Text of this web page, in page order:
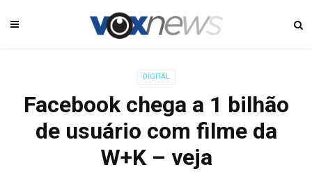
DIGITAL
Facebook chega a 1 bilhão
de usuário com filme da
W+K – veja